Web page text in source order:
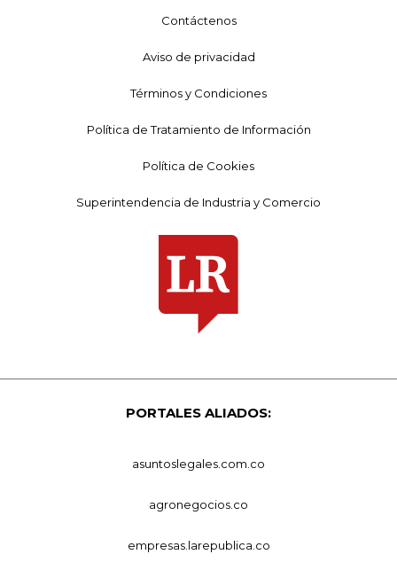
Contáctenos
Aviso de privacidad
Términos y Condiciones
Política de Tratamiento de Información
Política de Cookies
Superintendencia de Industria y Comercio
PORTALES ALIADOS:
asuntoslegales.com.co
agronegocios.co
empresas.larepublica.co